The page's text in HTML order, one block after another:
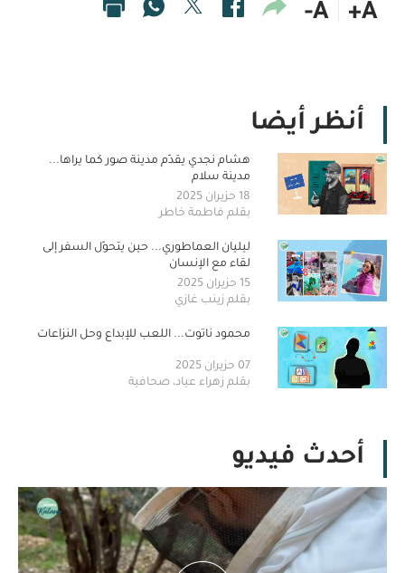
A+
A-
أنظر أيضا
هشام نجدي يقدّم مدينة صور كما يراها...
مدينة سلام
18 حزيران 2025
بقلم فاطمة خاطر
ليليان العماطوري... حين يتحوّل السفر إلى
لقاء مع الإنسان
15 حزيران 2025
بقلم زينب غازي
محمود ناتوت... اللعب للإبداع وحل النزاعات
07 حزيران 2025
بقلم زهراء عياد، صحافية
أحدث فيديو